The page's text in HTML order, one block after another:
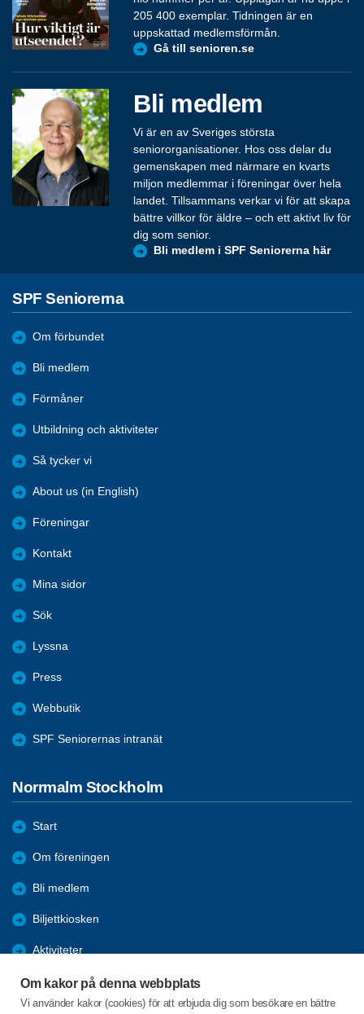
Om kakor på denna webbplats
Vi använder kakor (cookies) för att erbjuda dig som besökare en bättre
205 400 exemplar. Tidningen är en
uppskattad medlemsförmån.
Gå till senioren.se
Bli medlem
Vi är en av Sveriges största
seniororganisationer. Hos oss delar du
gemenskapen med närmare en kvarts
miljon medlemmar i föreningar över hela
landet. Tillsammans verkar vi för att skapa
bättre villkor för äldre – och ett aktivt liv för
dig som senior.
Bli medlem i SPF Seniorerna här
SPF Seniorerna
Om förbundet
Bli medlem
Förmåner
Utbildning och aktiviteter
Så tycker vi
About us (in English)
Föreningar
Kontakt
Mina sidor
Sök
Lyssna
Press
Webbutik
SPF Seniorernas intranät
Norrmalm Stockholm
Start
Om föreningen
Bli medlem
Biljettkiosken
Aktiviteter
Resor